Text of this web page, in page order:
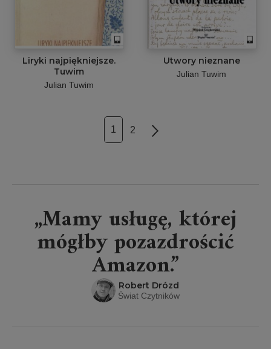
Liryki najpiękniejsze.
Tuwim
Julian Tuwim
Utwory nieznane
Julian Tuwim
1 2 Next
„Mamy usługę, której
mógłby pozazdrościć
Amazon.”
Robert Drózd
Świat Czytników